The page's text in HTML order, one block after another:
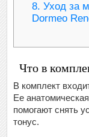
8. Уход за
Dormeo
Что в
В комплект
Ее
помогают снять
тонус.